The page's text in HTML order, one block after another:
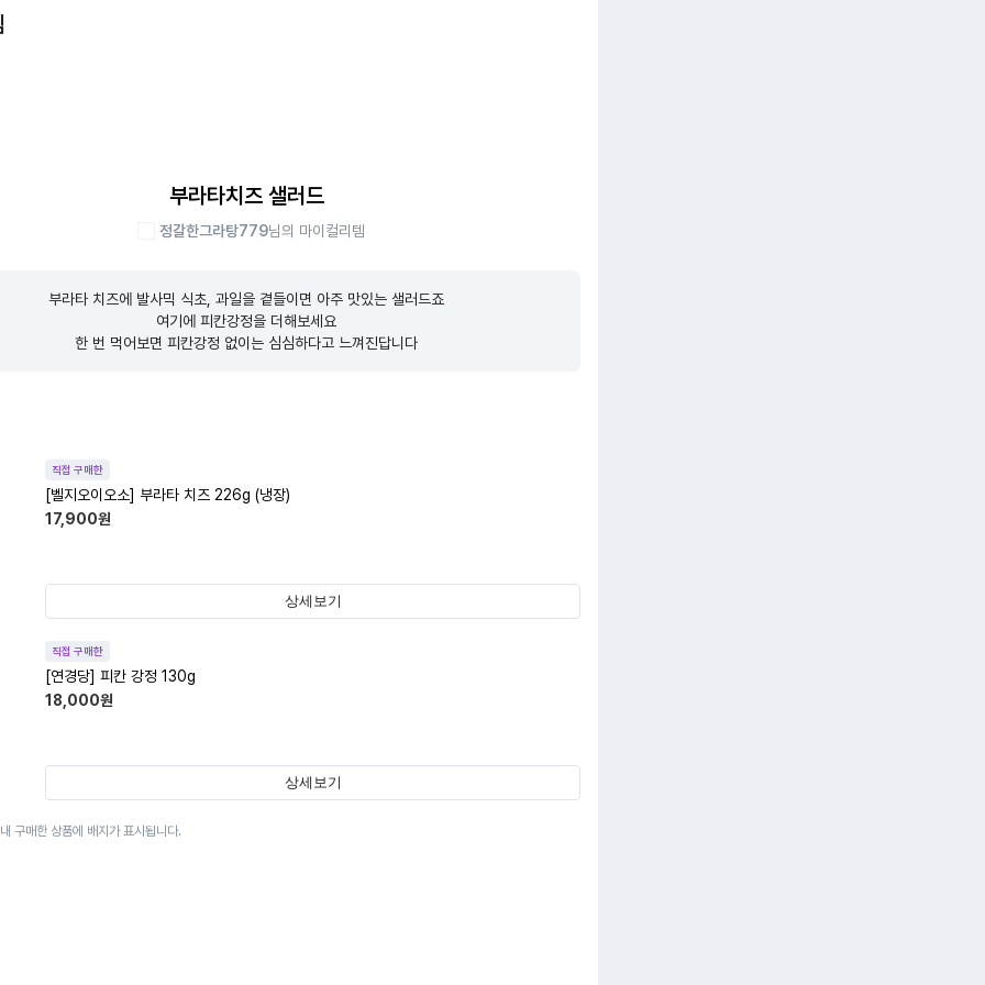
부라타치즈 샐러드
정갈한그라탕779님의 마이컬리템
부라타 치즈에 발사믹 식초, 과일을 곁들이면 아주 맛있는 샐러드죠
여기에 피칸강정을 더해보세요
한 번 먹어보면 피칸강정 없이는 심심하다고 느껴진답니다
직접 구매한
[벨지오이오소] 부라타 치즈 226g (냉장)
17,900원
상세보기
직접 구매한
[연경당] 피칸 강정 130g
18,000원
상세보기
구매한 상품에 배지가 표시됩니다.